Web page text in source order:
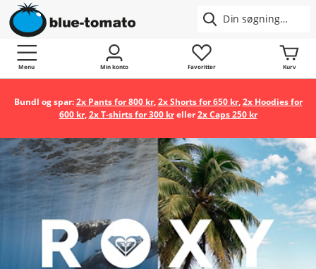
Menu Min konto Favoritter Kurv
Bundl og spar:2x Pants for 800 kr,2x Shorts for 650 kr,2x Hoodies for
600 kr,2x T-shirts for 300 kreller2x Caps 250 kr